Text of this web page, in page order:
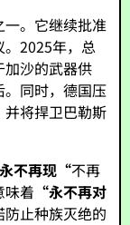
。它继续批准
。2025年，总
沙的武器供
同时，德国压
将捍卫巴勒斯
不再现“不再
着 “永不再对
止种族灭绝的